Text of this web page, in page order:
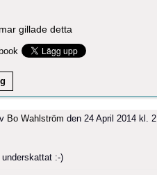
gillade detta
Bo Wahlström den 24 April 2014 kl.
underskattat :-)